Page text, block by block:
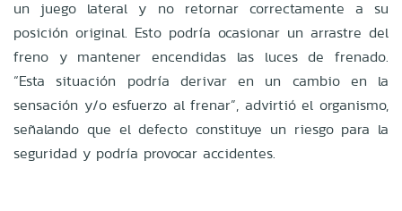
un juego lateral y no retornar correctamente a su
posición original. Esto podría ocasionar un arrastre del
freno y mantener encendidas las luces de frenado.
“Esta situación podría derivar en un cambio en la
sensación y/o esfuerzo al frenar”, advirtió el organismo,
señalando que el defecto constituye un riesgo para la
seguridad y podría provocar accidentes.